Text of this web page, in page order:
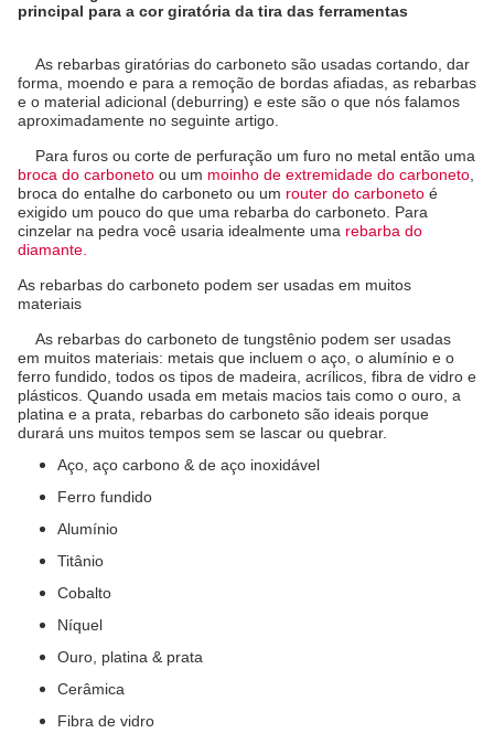
principal para a cor giratória da tira das ferramentas
As rebarbas giratórias do carboneto são usadas cortando, dar
forma, moendo e para a remoção de bordas afiadas, as rebarbas
e o material adicional (deburring) e este são o que nós falamos
aproximadamente no seguinte artigo.
Para furos ou corte de perfuração um furo no metal então uma
broca do carboneto ou um moinho de extremidade do carboneto
broca do entalhe do carboneto ou um router do carboneto é
exigido um pouco do que uma rebarba do carboneto. Para
cinzelar na pedra você usaria idealmente uma rebarba do
diamante.
As rebarbas do carboneto podem ser usadas em muitos
materiais
As rebarbas do carboneto de tungstênio podem ser usadas
em muitos materiais: metais que incluem o aço, o alumínio e o
ferro fundido, todos os tipos de madeira, acrílicos, fibra de vidro e
plásticos. Quando usada em metais macios tais como o ouro, a
platina e a prata, rebarbas do carboneto são ideais porque
durará uns muitos tempos sem se lascar ou quebrar.
Aço, aço carbono & de aço inoxidável
Ferro fundido
Alumínio
Titânio
Cobalto
Níquel
Ouro, platina & prata
Cerâmica
Fibra de vidro